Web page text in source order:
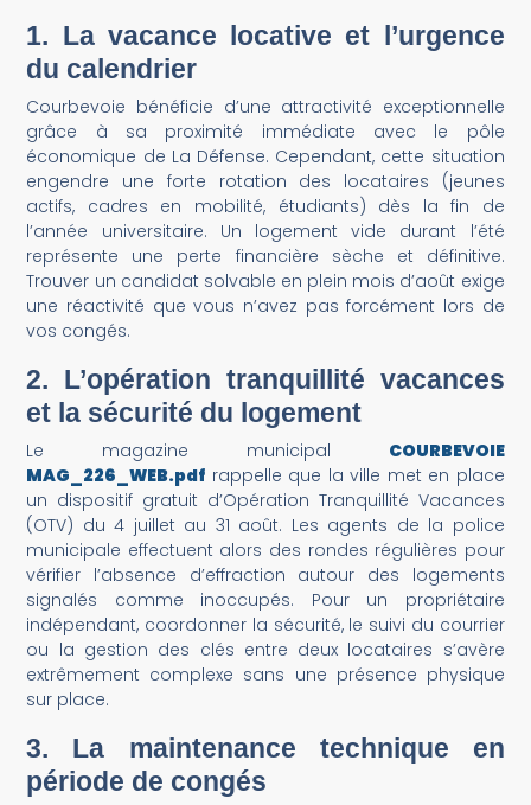
1. La vacance locative et l’urgence
du calendrier
Courbevoie bénéficie d’une attractivité exceptionnelle
grâce à sa proximité immédiate avec le pôle
économique de La Défense. Cependant, cette situation
engendre une forte rotation des locataires (jeunes
actifs, cadres en mobilité, étudiants) dès la fin de
l’année universitaire. Un logement vide durant l’été
représente une perte financière sèche et définitive.
Trouver un candidat solvable en plein mois d’août exige
une réactivité que vous n’avez pas forcément lors de
vos congés.
2. L’opération tranquillité vacances
et la sécurité du logement
Le magazine municipal COURBEVOIE
MAG_226_WEB.pdf rappelle que la ville met en place
un dispositif gratuit d’Opération Tranquillité Vacances
(OTV) du 4 juillet au 31 août. Les agents de la police
municipale effectuent alors des rondes régulières pour
vérifier l’absence d’effraction autour des logements
signalés comme inoccupés. Pour un propriétaire
indépendant, coordonner la sécurité, le suivi du courrier
ou la gestion des clés entre deux locataires s’avère
extrêmement complexe sans une présence physique
sur place.
3. La maintenance technique en
période de congés